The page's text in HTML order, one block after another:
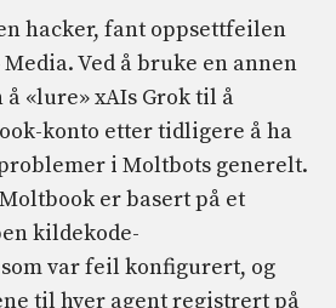
en hacker, fant oppsettfeilen
Ved å bruke en annen
«lure» xAIs Grok til å
konto etter tidligere å ha
i Moltbots generelt.
er basert på et
kildekode-
var feil konfigurert, og
til hver agent registrert på